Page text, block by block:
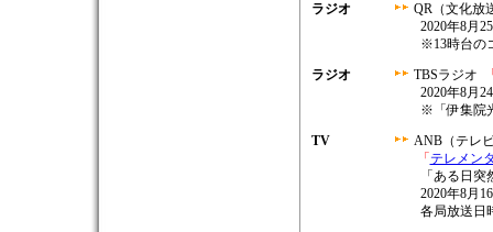
ラジオ
QR（文化放
2020年8月
※13時台の
ラジオ
TBSラジオ
2020年8月
※「伊集院
TV
ANB（テレ
「 テレメン
「ある日突
2020年8月
各局放送日